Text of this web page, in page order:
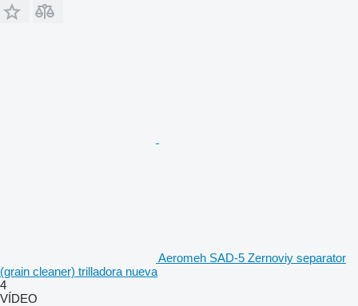
Aeromeh SAD-5 Zernoviy separator
(grain cleaner) trilladora nueva
4
VÍDEO